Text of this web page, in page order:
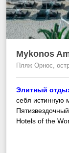
Mykonos
Пляж Орнос,
Элитный
себя истинную
Hotels of the